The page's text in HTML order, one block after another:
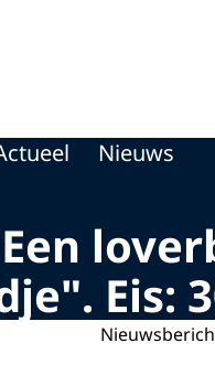
Nieuws
Eis: